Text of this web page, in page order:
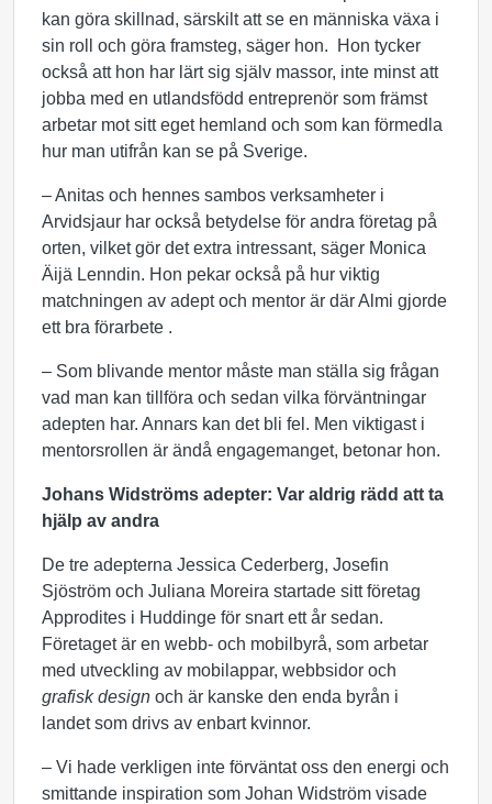
kan göra skillnad, särskilt att se en människa växa i
sin roll och göra framsteg, säger hon. Hon tycker
också att hon har lärt sig själv massor, inte minst att
jobba med en utlandsfödd entreprenör som främst
arbetar mot sitt eget hemland och som kan förmedla
hur man utifrån kan se på Sverige.
– Anitas och hennes sambos verksamheter i
Arvidsjaur har också betydelse för andra företag på
orten, vilket gör det extra intressant, säger Monica
Äijä Lenndin. Hon pekar också på hur viktig
matchningen av adept och mentor är där Almi gjorde
ett bra förarbete .
– Som blivande mentor måste man ställa sig frågan
vad man kan tillföra och sedan vilka förväntningar
adepten har. Annars kan det bli fel. Men viktigast i
mentorsrollen är ändå engagemanget, betonar hon.
Johans Widströms adepter: Var aldrig rädd att ta
hjälp av andra
De tre adepterna Jessica Cederberg, Josefin
Sjöström och Juliana Moreira startade sitt företag
Approdites i Huddinge för snart ett år sedan.
Företaget är en webb- och mobilbyrå, som arbetar
med utveckling av mobilappar, webbsidor och
grafisk design och är kanske den enda byrån i
landet som drivs av enbart kvinnor.
– Vi hade verkligen inte förväntat oss den energi och
smittande inspiration som Johan Widström visade